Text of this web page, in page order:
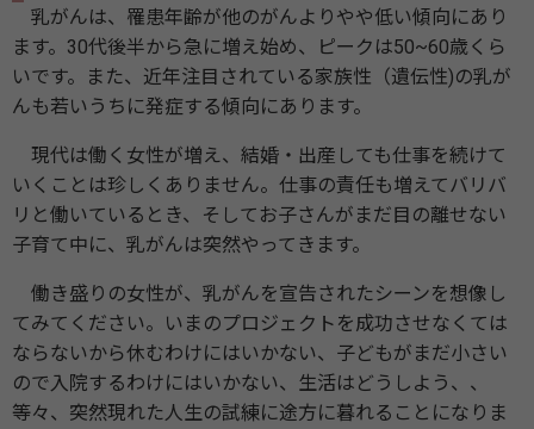
乳がんは、罹患年齢が他のがんよりやや低い傾向にあり
ます。30代後半から急に増え始め、ピークは50~60歳くら
いです。また、近年注目されている家族性（遺伝性)の乳が
んも若いうちに発症する傾向にあります。
現代は働く女性が増え、結婚・出産しても仕事を続けて
いくことは珍しくありません。仕事の責任も増えてバリバ
リと働いているとき、そしてお子さんがまだ目の離せない
子育て中に、乳がんは突然やってきます。
働き盛りの女性が、乳がんを宣告されたシーンを想像し
てみてください。いまのプロジェクトを成功させなくては
ならないから休むわけにはいかない、子どもがまだ小さい
ので入院するわけにはいかない、生活はどうしよう、、
等々、突然現れた人生の試練に途方に暮れることになりま